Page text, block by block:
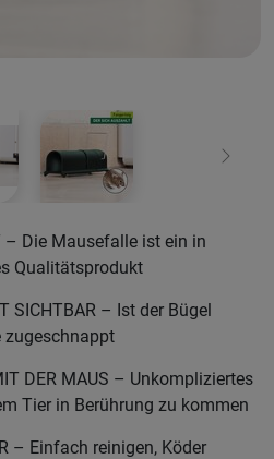
Weiter
– Die Mausefalle ist ein in
Qualitätsprodukt
SICHTBAR – Ist der Bügel
zugeschnappt
DER MAUS – Unkompliziertes
Tier in Berührung zu kommen
– Einfach reinigen, Köder